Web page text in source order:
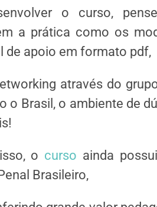
o curso,
a prática como os
de apoio em formato pdf,
através do
o Brasil, o ambiente de
o curso ainda
Brasileiro,